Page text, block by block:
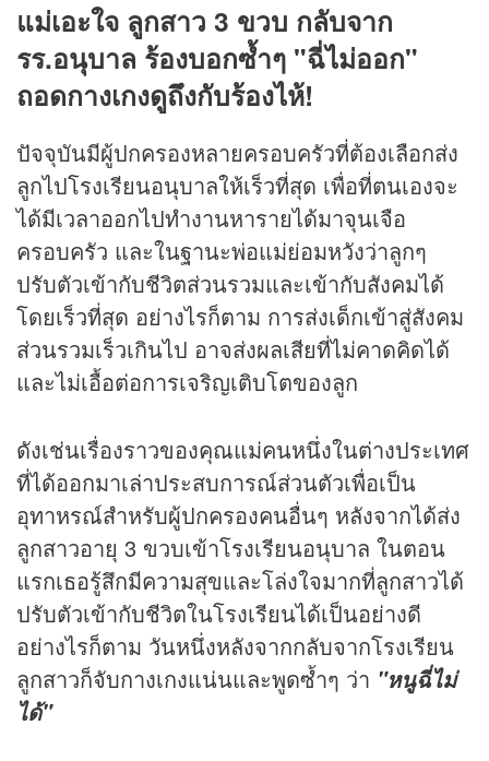
แม่เอะใจ ลูกสาว 3 ขวบ กลับจาก
รร.อนุบาล ร้องบอกซ้ำๆ "ฉี่ไม่ออก"
ถอดกางเกงดูถึงกับร้องไห้!
ปัจจุบันมีผู้ปกครองหลายครอบครัวที่ต้องเลือกส่ง
ลูกไปโรงเรียนอนุบาลให้เร็วที่สุด เพื่อที่ตนเองจะ
ได้มีเวลาออกไปทำงานหารายได้มาจุนเจือ
ครอบครัว และในฐานะพ่อแม่ย่อมหวังว่าลูกๆ
ปรับตัวเข้ากับชีวิตส่วนรวมและเข้ากับสังคมได้
โดยเร็วที่สุด อย่างไรก็ตาม การส่งเด็กเข้าสู่สังคม
ส่วนรวมเร็วเกินไป อาจส่งผลเสียที่ไม่คาดคิดได้
และไม่เอื้อต่อการเจริญเติบโตของลูก
ดังเช่นเรื่องราวของคุณแม่คนหนึ่งในต่างประเทศ
ที่ได้ออกมาเล่าประสบการณ์ส่วนตัวเพื่อเป็น
อุทาหรณ์สำหรับผู้ปกครองคนอื่นๆ หลังจากได้ส่ง
ลูกสาวอายุ 3 ขวบเข้าโรงเรียนอนุบาล ในตอน
แรกเธอรู้สึกมีความสุขและโล่งใจมากที่ลูกสาวได้
ปรับตัวเข้ากับชีวิตในโรงเรียนได้เป็นอย่างดี
อย่างไรก็ตาม วันหนึ่งหลังจากกลับจากโรงเรียน
ลูกสาวก็จับกางเกงแน่นและพูดซ้ำๆ ว่า "หนูฉี่ไม่
ได้"